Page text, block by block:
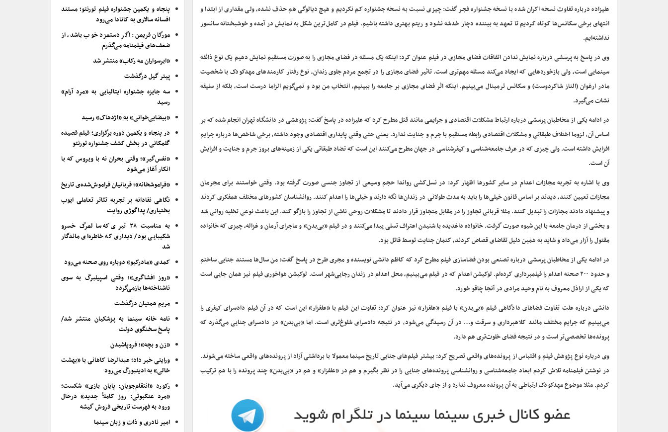
علیزاده درباره تفاوت نسخه اکران شده با نسخه جشنواره فجر گفت: چیزی نسبت به نسخه جشنواره کم نکردیم و هیچ دیالوگی هم حذف نشده، ولی مقداری از ابتدا و
انتهای برخی سکانس‌ها کوتاه کردیم تا تعهد به بیننده دچار خدشه نشود و ریتم بهتری داشته باشیم. فیلم در کامل‌ترین شکل به نمایش در آمده و خوشبختانه سانسور
نداشته‌ایم.
وی در پاسخ به پرسشی درباره نمایش ندادن اتفاقات فضای مجازی در فیلم عنوان کرد: اینکه یک مسئله در فضای مجازی را به صورت مستقیم نمایش دهیم یک نوع ذائقه
سینمایی است، ولی بازخوردهایی که ایجاد می‌کند مسئله مهم‌تری است. تاثیر فضای مجازی را در تجمع مردم جلوی زندان، نوع رفتار کارمندهای مهدکودک با شخصیت
مادر ارغوان (الناز شاکردوست) و سکانس ترمینال می‌بینیم. اینکه اثر فضای مجازی بر جامعه را ببینیم، انتخاب من بود و نمی‌گویم الزاما درست است، بلکه از سلیقه
نشات می‌گیرد.
در ادامه یکی از مخاطبان پرسشی درباره ارتباط مشکلات اقتصادی و جرایمی مانند قتل مطرح کرد که علیزاده در پاسخ گفت: پژوهشی در دانشگاه تهران انجام شده که بر
اساس آن، لزوما اختلاف طبقاتی و مشکلات اقتصادی رابطه مستقیم با جرم و جنایت ندارد. یعنی حتی وقتی پایداری اقتصادی وجود داشته، برخی شاخص‌ها درباره جرایم
افزایش داشته است. ولی چیزی که در عرف جامعه‌شناسی و کیفرشناسی در جهان مطرح می‌کنند این است که تضاد طبقاتی یکی از زمینه‌های بروز جرم و جنایت و افزایش
آن است.
وی با اشاره به تجربه مجازات اعدام در سایر کشورها اظهار کرد: در نسل‌کشی رواندا حجم وسیعی از تجاوز جنسی صورت گرفته بود. وقتی خواستند برای مجرمان
مجازات تعیین کنند، دیدند بر اساس قانون خیلی‌ها را باید به مدت طولانی در زندان‌ها نگه دارند و خیلی‌ها را اعدام کنند. روانشناسان کشورهای مختلف همفکری کردند
و پیشنهاد دادند مجازات را تبدیل کنند. مثلا قربانی تجاوز را در مقابل متجاوز قرار دادند تا مشکلات روحی ناشی از تجاوز را بازگو کند. این باعث نوعی تخلیه روانی شد
و بخشی از درمان جامعه با این شیوه صورت گرفت. خانواده داغدیده با شنیدن اعتراف تسلی پیدا می‌کنند و در فیلم «بی‌بدن» و ماجرای آرمان و غزاله، چیزی که خانواده
مقتول را آزار می‌داد و شاید به همین دلیل تقاضای قصاص کردند، کتمان جنایت توسط قاتل بود.
در ادامه یکی از مخاطبان پرسشی درباره تصنعی بودن فضاسازی فیلم مطرح کرد که کاظم دانشی نویسنده و مجری طرح در پاسخ گفت: من سال‌ها مستند جنایی ساختم
و حدود ۲۰۰ صحنه اعدام را فیلمبرداری کرده‌ام. لوکیشن اعدام که در فیلم می‌بینیم، محل اعدام در زندان رجایی‌شهر است. لوکیشن هواخوری فیلم نیز همان جایی است
که یکی از اراذل معروف به نام وحید مرادی در آنجا چاقو خورد.
دانشی درباره علت تفاوت فضاهای دادگاهی فیلم «بی‌بدن» با فیلم «علفزار» نیز عنوان کرد: تفاوت این فیلم با «علفزار» این است که در آن فیلم دادسرای کیفری را
می‌بینیم که جرایم مختلف مانند کلاهبرداری و سرقت و… در آن رسیدگی می‌شود، در نتیجه دادسرای شلوغ‌تری است. اما «بی‌بدن» در دادسرای جنایی می‌گذرد که
پرونده‌ها تخصصی‌تر است و در نتیجه فضای خلوت‌تری هم دارد.
وی درباره نوع پژوهش فیلم و اقتباس از پرونده‌های واقعی تصریح کرد: بیشتر فیلم‌های جنایی تاریخ سینما معمولا با برداشتی آزاد از پرونده‌های واقعی ساخته می‌شوند.
در نوشتن فیلمنامه تلاش کردم ابعاد جامعه‌شناسی و روانشناسی پرونده‌های جنایی را در نظر بگیرم و هم در «علفزار» و هم در «بی‌بدن» چند پرونده را با هم ترکیب
کردم. مثلا موضوع مهدکودک ارتباطی به آن پرونده معروف ندارد و از جای دیگری می‌آید.
پنجاه و یکمین جشنواره فیلم تورنتو؛ مستند
افسانه سالاری به کانادا می‌رود
مورگان فریمن: اگر دستمزد خوب باشد، از
ضعف‌های فیلمنامه می‌گذرم
«ابرسواران مه رکاب» منتشر شد
پیتر گیل درگذشت
سه جایزه جشنواره ایتالیایی به «مرد آرام»
رسید
«بیضایی‌خوانی» به «اژدهاک» رسید
در پنجاه و یکمین دوره برگزاری؛ فیلم قصیده
گلمکانی در بخش کشف جشنواره تورنتو
«نفس‌گیر»؛ وقتی بحران نه با ویروس که با
انکار آغاز می‌شود
«فراموشخانه»؛ قربانیان فراموش‌شده‌ی تاریخ
نگاهی نقادانه بر تجربه تئاتر تعاملی ایوب
بختیاری/ پداگوژی روایت
به مناسبت ۲۸ تیری که سالمرگ خسرو
شکیبایی بود/ دیداری که خاطره‌ای ماندگار
شد
کمدی «مادرکیو» دوباره روی صحنه می‌رود
«روز افشاگری»؛ وقتی اسپیلبرگ به سوی
ناشناخته‌ها بازمی‌گردد
مریم همتیان درگذشت
نامه خانه سینما به پزشکیان منتشر شد/
پاسخ سخنگوی دولت
«زن و بچه»؛ فروپاشیدن
ورایتی خبر داد؛ عبدالرضا کاهانی با «بهشت
خالی» به ادینبورگ می‌رود
رکورد «انتقام‌جویان: پایان بازی» شکست؛
«مرد عنکبوتی: روز کاملاً جدید» درحال
ورود به فهرست تاریخی فروش گیشه
امیر نادری و ذات و زبان سینما